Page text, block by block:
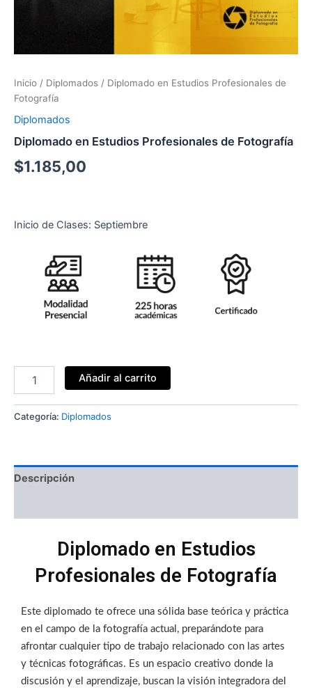
Inicio / Diplomados / Diplomado en Estudios Profesionales de
Fotografía
Diplomados
Diplomado en Estudios Profesionales de Fotografía
$1.185,00
Inicio de Clases: Septiembre
Añadir al carrito
Categoría: Diplomados
Descripción
Diplomado en Estudios
Profesionales de Fotografía
Este diplomado te ofrece una sólida base teórica y práctica
en el campo de la fotografía actual, preparándote para
afrontar cualquier tipo de trabajo relacionado con las artes
y técnicas fotográficas. Es un espacio creativo donde la
discusión y el aprendizaje, buscan la visión integradora del